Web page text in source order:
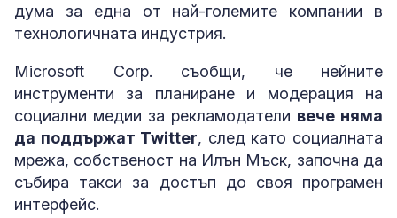
дума за една от най-големите компании в
технологичната индустрия.
Microsoft Corp. съобщи, че нейните
инструменти за планиране и модерация на
социални медии за рекламодатели вече няма
да поддържат Twitter, след като социалната
мрежа, собственост на Илън Мъск, започна да
събира такси за достъп до своя програмен
интерфейс.